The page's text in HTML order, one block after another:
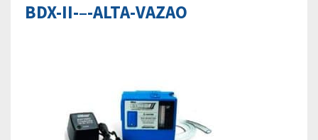
BDX-II-–-ALTA-VAZAO